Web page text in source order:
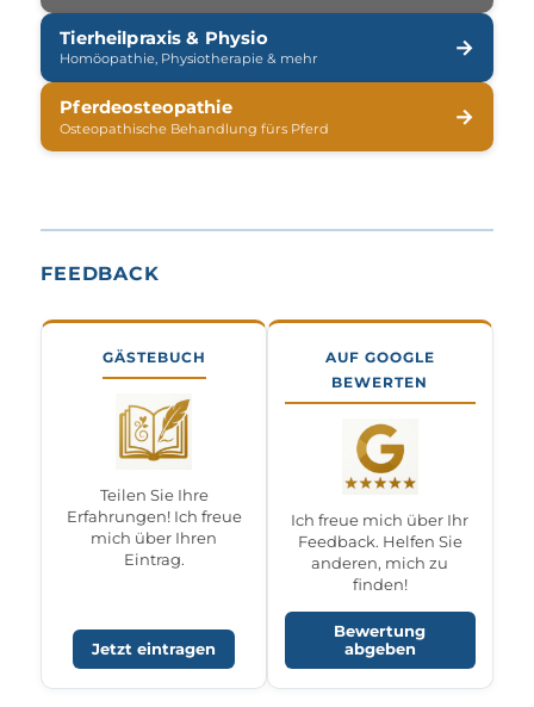
Tierheilpraxis & Physio
Homöopathie, Physiotherapie & mehr →
Pferdeosteopathie
Osteopathische Behandlung fürs Pferd →
FEEDBACK
GÄSTEBUCH
Teilen Sie Ihre
Erfahrungen! Ich freue
mich über Ihren
Eintrag.
Jetzt eintragen
AUF GOOGLE
BEWERTEN
Ich freue mich über Ihr
Feedback. Helfen Sie
anderen, mich zu
finden!
Bewertung
abgeben